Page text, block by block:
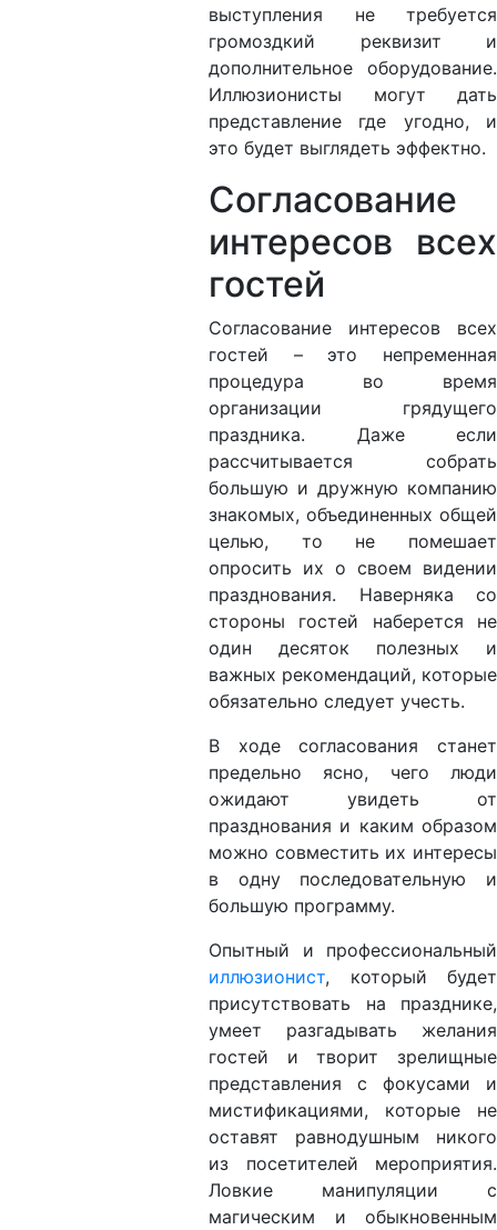
выступления не требуется
громоздкий реквизит и
дополнительное оборудование.
Иллюзионисты могут дать
представление где угодно, и
это будет выглядеть эффектно.
Согласование
интересов всех
гостей
Согласование интересов всех
гостей – это непременная
процедура во время
организации грядущего
праздника. Даже если
рассчитывается собрать
большую и дружную компанию
знакомых, объединенных общей
целью, то не помешает
опросить их о своем видении
празднования. Наверняка со
стороны гостей наберется не
один десяток полезных и
важных рекомендаций, которые
обязательно следует учесть.
В ходе согласования станет
предельно ясно, чего люди
ожидают увидеть от
празднования и каким образом
можно совместить их интересы
в одну последовательную и
большую программу.
Опытный и профессиональный
иллюзионист, который будет
присутствовать на празднике,
умеет разгадывать желания
гостей и творит зрелищные
представления с фокусами и
мистификациями, которые не
оставят равнодушным никого
из посетителей мероприятия.
Ловкие манипуляции с
магическим и обыкновенным